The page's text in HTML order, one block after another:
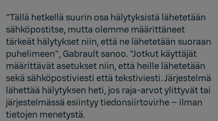
"Tällä hetkellä suurin osa hälytyksistä lähetetään
sähköpostitse, mutta olemme määrittäneet
tärkeät hälytykset niin, että ne lähetetään suoraan
puhelimeen", Gabrault sanoo. "Jotkut käyttäjät
määrittävät asetukset niin, että heille lähetetään
sekä sähköpostiviesti että tekstiviesti. Järjestelmä
lähettää hälytyksen heti, jos raja-arvot ylittyvät tai
järjestelmässä esiintyy tiedonsiirtovirhe – ilman
tietojen menetystä.